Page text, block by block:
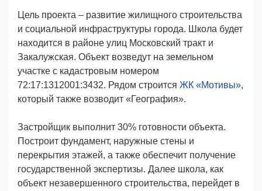
Цель проекта – развитие жилищного строительства
и социальной инфраструктуры города. Школа будет
находится в районе улиц Московский тракт и
Закалужская. Объект возведут на земельном
участке с кадастровым номером
72:17:1312001:3432. Рядом строится ЖК «Мотивы»,
который также возводит «География».
Застройщик выполнит 30% готовности объекта.
Построит фундамент, наружные стены и
перекрытия этажей, а также обеспечит получение
государственной экспертизы. Далее школа, как
объект незавершенного строительства, перейдет в